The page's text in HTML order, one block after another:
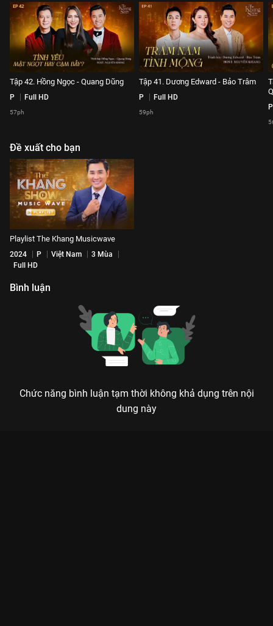
Tập 42. Hồng Ngọc - Quang Dũng
P Full HD
57ph
Tập 41. Dương Edward - Bảo Trâm
P Full HD
59ph
P
Đề xuất cho bạn
Playlist The Khang Musicwave
2024 P Việt Nam
3 Mùa
Full HD
Bình luận
Chức năng bình luận tạm thời không khả dụng trên nội
dung này